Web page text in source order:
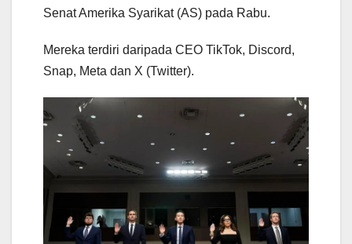
Senat Amerika Syarikat (AS) pada Rabu.
Mereka terdiri daripada CEO TikTok, Discord,
Snap, Meta dan X (Twitter).